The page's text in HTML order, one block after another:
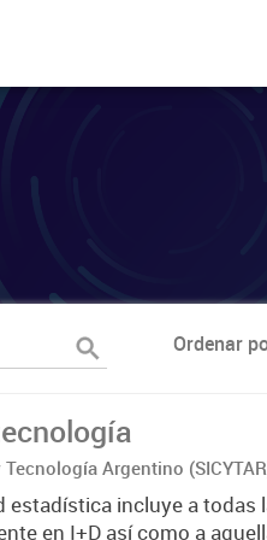
Ordenar
Argentino
estadística incluye a todas
en I+D así como a